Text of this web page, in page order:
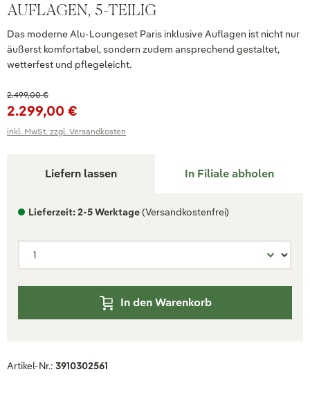
AUFLAGEN, 5-TEILIG
Das moderne Alu-Loungeset Paris inklusive Auflagen ist nicht nur
äußerst komfortabel, sondern zudem ansprechend gestaltet,
wetterfest und pflegeleicht.
2.299,00 €
2.499,00 €
inkl. MwSt. zzgl. Versandkosten
Liefern lassen In Filiale abholen
Lieferzeit: 2-5 Werktage(Versandkostenfrei)
In den Warenkorb
Artikel-Nr.: 3910302561